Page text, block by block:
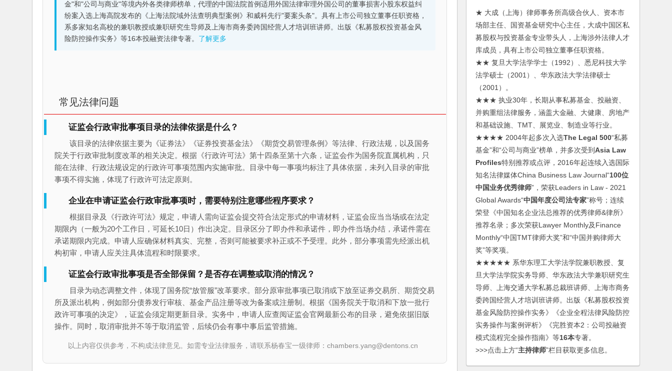
金"和"公司与商业"等境内外各类律师榜单，代理的中国法院首例适用外国法律审理外国公司的董事损害小股东权益纠
纷案入选上海高院发布的《上海法院域外法查明典型案例》和威科先行"要案头条"。具有上市公司独立董事任职资格，
系多家知名高校的兼职教授或兼职研究生导师及上海市商务委跨国经营人才培训班讲师。出版《私募股权投资基金风
险防控操作实务》等16本投融资法律专著。 了解更多
常见法律问题
证监会行政审批事项目录的法律依据是什么？
该目录的法律依据主要为《证券法》《证券投资基金法》《期货交易管理条例》等法律、行政法规，以及国务
院关于行政审批制度改革的相关决定。根据《行政许可法》第十四条至第十六条，证监会作为国务院直属机构，只
能在法律、行政法规设定的行政许可事项范围内实施审批。目录中每一事项均标注了具体依据，未列入目录的审批
事项不得实施，体现了行政许可法定原则。
企业在申请证监会行政审批事项时，需要特别注意哪些程序要求？
根据目录及《行政许可法》规定，申请人需向证监会提交符合法定形式的申请材料，证监会应当当场或在法定
期限内（一般为20个工作日，可延长10日）作出决定。目录区分了即办件和承诺件，即办件当场办结，承诺件需在
承诺期限内完成。申请人应确保材料真实、完整，否则可能被要求补正或不予受理。此外，部分事项需先经派出机
构初审，申请人应关注具体流程和时限要求。
证监会行政审批事项是否全部保留？是否存在调整或取消的情况？
目录为动态调整文件，体现了国务院“放管服”改革要求。部分原审批事项已取消或下放至证券交易所、期货交易
所及派出机构，例如部分债券发行审核、基金产品注册等改为备案或注册制。根据《国务院关于取消和下放一批行
政许可事项的决定》，证监会须定期更新目录。实务中，申请人应查阅证监会官网最新公布的目录，避免依据旧版
操作。同时，取消审批并不等于取消监管，后续仍会有事中事后监管措施。
以上内容仅供参考，不构成法律意见。如需专业法律服务，请联系杨春宝一级律师：chambers.yang@dentons.cn
★ 大成（上海）律师事务所高级合伙人、资本市
场部主任、国资基金研究中心主任，大成中国区私
募股权与投资基金专业带头人，上海涉外法律人才
库成员，具有上市公司独立董事任职资格。
★★ 复旦大学法学学士（1992）、悉尼科技大学
法学硕士（2001）、华东政法大学法律硕士
（2001）。
★★★ 执业30年，长期从事私募基金、投融资、
并购重组法律服务，涵盖大金融、大健康、房地产
和基础设施、TMT、展览业、制造业等行业。
★★★★ 2004年起多次入选The Legal 500“私募
基金”和“公司与商业”榜单，并多次受到Asia Law
Profiles特别推荐或点评，2016年起连续入选国际
知名法律媒体China Business Law Journal“100位
中国业务优秀律师”，荣获Leaders in Law - 2021
Global Awards“中国年度公司法专家”称号；连续
荣登《中国知名企业法总推荐的优秀律师&律所》
推荐名录；多次荣获Lawyer Monthly及Finance
Monthly“中国TMT律师大奖”和“中国并购律师大
奖”等奖项。
★★★★★ 系华东理工大学法学院兼职教授、复
旦大学法学院实务导师、华东政法大学兼职研究生
导师、上海交通大学私募总裁班讲师、上海市商务
委跨国经营人才培训班讲师。出版《私募股权投资
基金风险防控操作实务》《企业全程法律风险防控
实务操作与案例评析》《完胜资本2：公司投融资
模式流程完全操作指南》等16本专著。
>>>点击上方“主持律师”栏目获取更多信息。